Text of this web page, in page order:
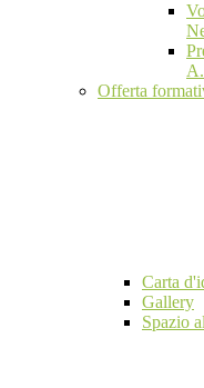
Offerta
Carta
Gallery
Spazio